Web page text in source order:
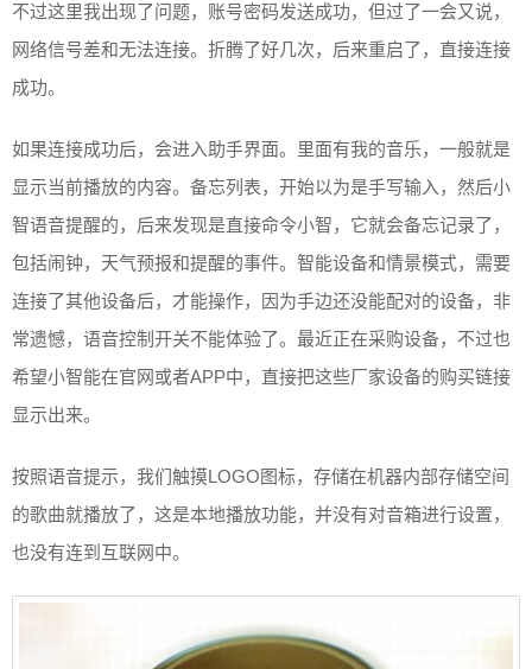
不过这里我出现了问题，账号密码发送成功，但过了一会又说，
网络信号差和无法连接。折腾了好几次，后来重启了，直接连接
成功。
如果连接成功后，会进入助手界面。里面有我的音乐，一般就是
显示当前播放的内容。备忘列表，开始以为是手写输入，然后小
智语音提醒的，后来发现是直接命令小智，它就会备忘记录了，
包括闹钟，天气预报和提醒的事件。智能设备和情景模式，需要
连接了其他设备后，才能操作，因为手边还没能配对的设备，非
常遗憾，语音控制开关不能体验了。最近正在采购设备，不过也
希望小智能在官网或者APP中，直接把这些厂家设备的购买链接
显示出来。
按照语音提示，我们触摸LOGO图标，存储在机器内部存储空间
的歌曲就播放了，这是本地播放功能，并没有对音箱进行设置，
也没有连到互联网中。